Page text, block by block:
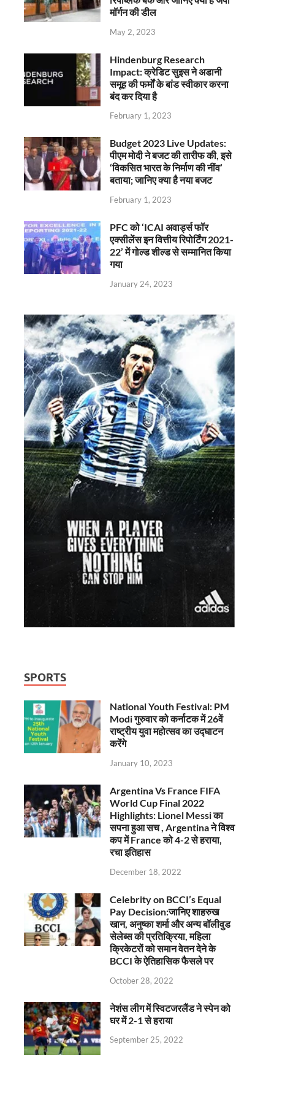
मॉर्गन की डील
May 2, 2023
Hindenburg Research
Impact: क्रेडिट सुइस ने अडानी
समूह की फर्मों के बांड स्वीकार करना
बंद कर दिया है
February 1, 2023
Budget 2023 Live Updates:
पीएम मोदी ने बजट की तारीफ की, इसे
‘विकसित भारत के निर्माण की नींव’
बताया; जानिए क्या है नया बजट
February 1, 2023
PFC को ‘ICAI अवार्ड्स फॉर
एक्सीलेंस इन वित्तीय रिपोर्टिंग 2021-
22’ में गोल्ड शील्ड से सम्मानित किया
गया
January 24, 2023
SPORTS
National Youth Festival: PM
Modi गुरुवार को कर्नाटक में 26वें
राष्ट्रीय युवा महोत्सव का उद्घाटन
करेंगे
January 10, 2023
Argentina Vs France FIFA
World Cup Final 2022
Highlights: Lionel Messi का
सपना हुआ सच , Argentina ने विश्व
कप में France को 4-2 से हराया,
रचा इतिहास
December 18, 2022
Celebrity on BCCI’s Equal
Pay Decision:जानिए शाहरुख
खान, अनुष्का शर्मा और अन्य बॉलीवुड
सेलेब्स की प्रतिक्रिया, महिला
क्रिकेटरों को समान वेतन देने के
BCCI के ऐतिहासिक फैसले पर
October 28, 2022
नेशंस लीग में स्विटजरलैंड ने स्पेन को
घर में 2-1 से हराया
September 25, 2022